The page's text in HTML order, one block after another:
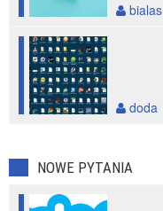
bialas
doda
NOWE PYTANIA